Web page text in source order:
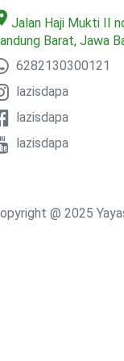
Jalan Haji Mukti II
Barat, Jawa
6282130300121
lazisdapa
lazisdapa
lazisdapa
@ 2025